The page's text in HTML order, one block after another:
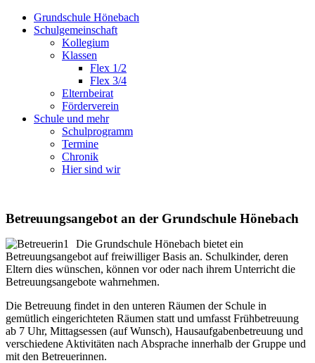
Grundschule Hönebach
Schulgemeinschaft
Kollegium
Klassen
Flex 1/2
Flex 3/4
Elternbeirat
Förderverein
Schule und mehr
Schulprogramm
Termine
Chronik
Hier sind wir
Betreuungsangebot an der Grundschule Hönebach
Die Grundschule Hönebach bietet ein
Betreuungsangebot auf freiwilliger Basis an. Schulkinder, deren
Eltern dies wünschen, können vor oder nach ihrem Unterricht die
Betreuungsangebote wahrnehmen.
Die Betreuung findet in den unteren Räumen der Schule in
gemütlich eingerichteten Räumen statt und umfasst Frühbetreuung
ab 7 Uhr, Mittagsessen (auf Wunsch), Hausaufgabenbetreuung und
verschiedene Aktivitäten nach Absprache innerhalb der Gruppe und
mit den Betreuerinnen.